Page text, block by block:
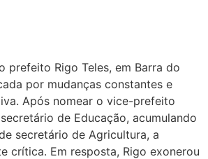
prefeito Rigo Teles, em Barra do
por mudanças constantes e
Após nomear o vice-prefeito
de Educação, acumulando
secretário de Agricultura, a
crítica. Em resposta, Rigo exonerou